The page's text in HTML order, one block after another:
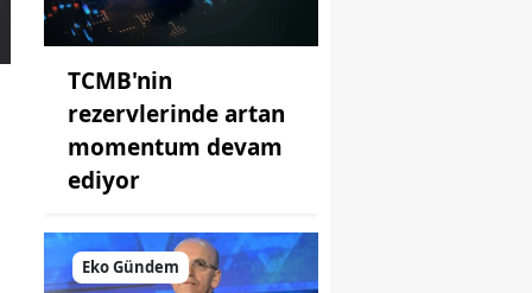
TCMB'nin
rezervlerinde artan
momentum devam
ediyor
Eko Gündem